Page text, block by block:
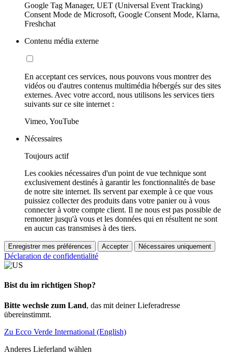
Google Tag Manager, UET (Universal Event Tracking)
Consent Mode de Microsoft, Google Consent Mode, Klarna,
Freshchat
Contenu média externe
En acceptant ces services, nous pouvons vous montrer des
vidéos ou d'autres contenus multimédia hébergés sur des sites
externes. Avec votre accord, nous utilisons les services tiers
suivants sur ce site internet :
Vimeo, YouTube
Nécessaires
Toujours actif
Les cookies nécessaires d'un point de vue technique sont
exclusivement destinés à garantir les fonctionnalités de base
de notre site internet. Ils servent par exemple à ce que vous
puissiez collecter des produits dans votre panier ou à vous
connecter à votre compte client. Il ne nous est pas possible de
remonter jusqu'à vous et les données qui en résultent ne sont
en aucun cas transmises à des tiers.
Enregistrer mes préférences Accepter Nécessaires uniquement
Déclaration de confidentialité
Bist du im richtigen Shop?
Bitte wechsle zum Land, das mit deiner Lieferadresse
übereinstimmt.
Zu Ecco Verde International (English)
Anderes Lieferland wählen